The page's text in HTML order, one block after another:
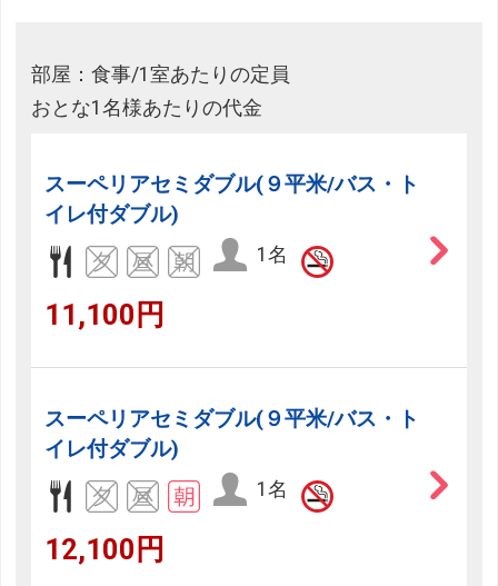
部屋：食事/1室あたりの定員
おとな1名様あたりの代金
スーペリアセミダブル(９平米/バス・ト
イレ付ダブル)
1名
11,100円
スーペリアセミダブル(９平米/バス・ト
イレ付ダブル)
1名
12,100円